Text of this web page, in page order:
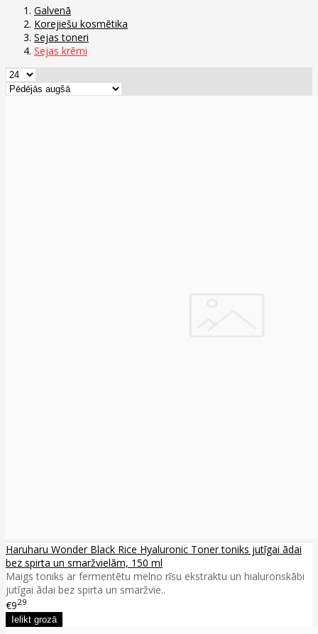
Galvenā
Korejiešu kosmētika
Sejas toneri
Sejas krēmi
Haruharu Wonder Black Rice Hyaluronic Toner toniks jutīgai ādai
bez spirta un smaržvielām, 150 ml
Maigs toniks ar fermentētu melno rīsu ekstraktu un hialuronskābi
jutīgai ādai bez spirta un smaržvie..
€929